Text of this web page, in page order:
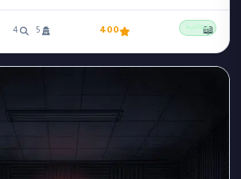
مجانية 400
5
4 📖